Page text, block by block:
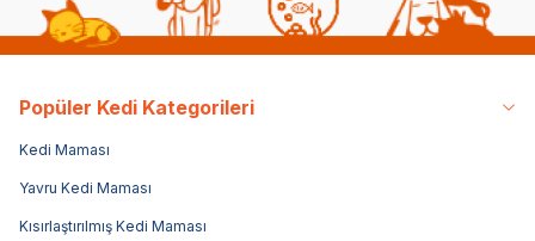
Popüler Kedi Kategorileri
Kedi Maması
Yavru Kedi Maması
Kısırlaştırılmış Kedi Maması